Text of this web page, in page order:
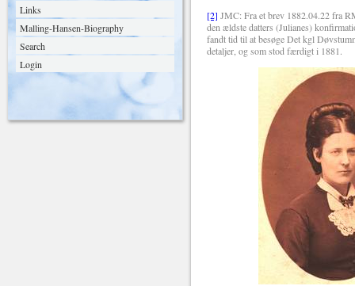
Links
Malling-Hansen-Biography
Search
Login
[2] JMC: Fra et brev 1882.04.22 fra
den ældste datters (Julianes)
fandt tid til at besøge Det kgl
detaljer, og som stod færdigt i 1881.